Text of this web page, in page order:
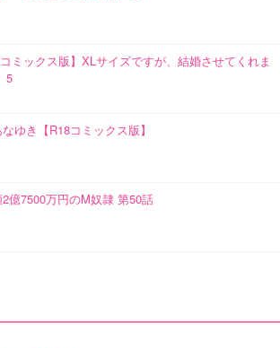
コミックス版】XLサイズですが、結婚させてくれま
5
ゆき【R18コミックス版】
億7500万円のM奴隷 第50話